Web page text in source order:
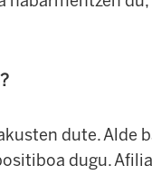
dute. Alde
dugu.